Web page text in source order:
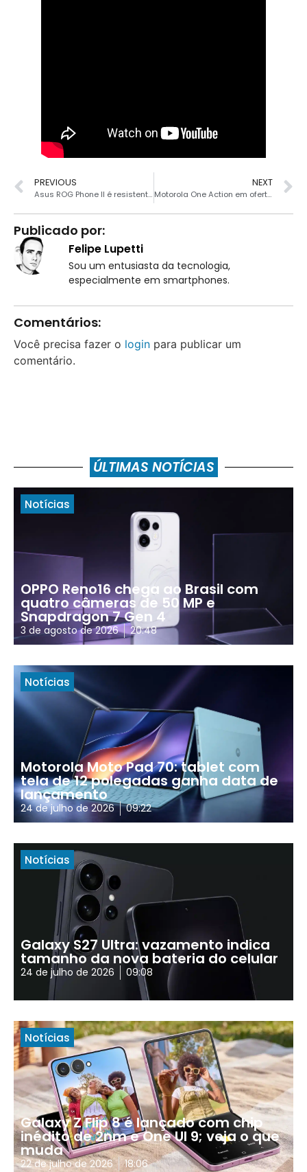
PREVIOUS
Asus ROG Phone II é resistente? Confira o teste
NEXT
Motorola One Action em oferta R$ 1089
Publicado por:
Felipe Lupetti
Sou um entusiasta da tecnologia,
especialmente em smartphones.
Comentários:
Você precisa fazer o login para publicar um
comentário.
ÚLTIMAS NOTÍCIAS
Notícias
OPPO Reno16 chega ao Brasil com
quatro câmeras de 50 MP e
Snapdragon 7 Gen 4
3 de agosto de 2026 20:48
Notícias
Motorola Moto Pad 70: tablet com
tela de 12 polegadas ganha data de
lançamento
24 de julho de 2026 09:22
Notícias
Galaxy S27 Ultra: vazamento indica
tamanho da nova bateria do celular
24 de julho de 2026 09:08
Notícias
Galaxy Z Flip 8 é lançado com chip
inédito de 2nm e One UI 9; veja o que
muda
22 de julho de 2026 18:06